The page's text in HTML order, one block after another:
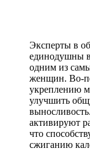
Эксперты в
единодушны
одним из
женщин. Во-
укреплению
улучшить
активируют
что
сжиганию